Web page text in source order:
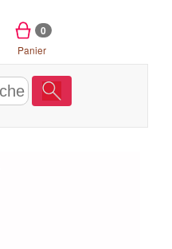
0
Panier